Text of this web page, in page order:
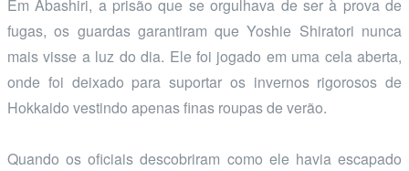
Em Abashiri, a prisão que se orgulhava de ser à prova de
fugas, os guardas garantiram que Yoshie Shiratori nunca
mais visse a luz do dia. Ele foi jogado em uma cela aberta,
onde foi deixado para suportar os invernos rigorosos de
Hokkaido vestindo apenas finas roupas de verão.
Quando os oficiais descobriram como ele havia escapado